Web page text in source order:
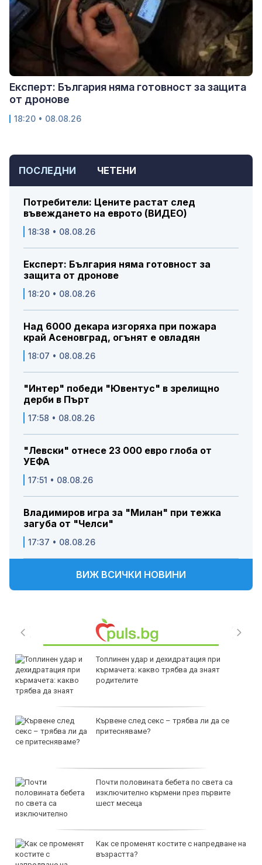
ПОСЛЕДНИ ЧЕТЕНИ
Потребители: Цените растат след
въвеждането на еврото (ВИДЕО)
18:38 • 08.08.26
Експерт: България няма готовност за
защита от дронове
18:20 • 08.08.26
Над 6000 декара изгоряха при пожара
край Асеновград, огънят е овладян
18:07 • 08.08.26
"Интер" победи "Ювентус" в зрелищно
дерби в Пърт
17:58 • 08.08.26
"Левски" отнесе 23 000 евро глоба от
УЕФА
17:51 • 08.08.26
Владимиров игра за "Милан" при тежка
загуба от "Челси"
17:37 • 08.08.26
ВИЖ ВСИЧКИ НОВИНИ
Топлинен удар и дехидратация при
кърмачета: какво трябва да знаят
родителите
Кървене след секс – трябва ли да се
притесняваме?
Почти половината бебета по света са
изключително кърмени през първите
шест месеца
Как се променят костите с напредване на
възрастта?
Експерт: България няма готовност за защита
от дронове
18:20 • 08.08.26